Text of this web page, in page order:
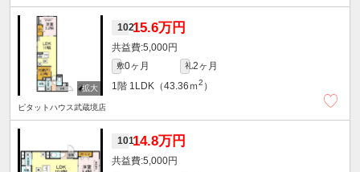
10215.6万円
5,000円
敷0ヶ月 礼2ヶ月
1階 1LDK（43.36ｍ2 ）
ピタットハウス武蔵境店
10114.8万円
5,000円